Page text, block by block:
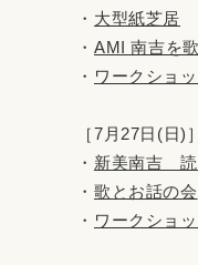
・ 大型紙芝居
・ AMI 南吉を
・ ワークショ
［7月27日(日)］
・ 新美南吉 読
・ 歌とお話の会
・ ワークショ